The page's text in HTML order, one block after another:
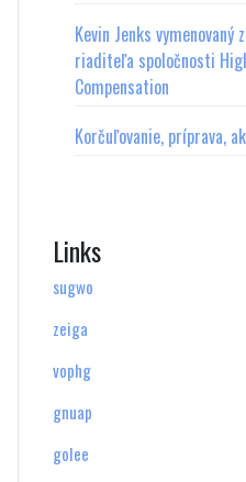
Kevin Jenks
riaditeľa spoločnosti
Compensation
Korčuľovanie, príprava,
Links
sugwo
zeiga
vophg
gnuap
golee